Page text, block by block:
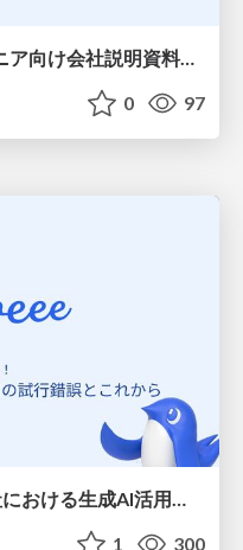
10分で分かるfreee__エンジニア向け会社説明資料/freee in 10 Minutes Company Overview for Engineers
0 97
20251115_btconJP_フリー社における生成AI活用の試行錯誤とこれから
1 300